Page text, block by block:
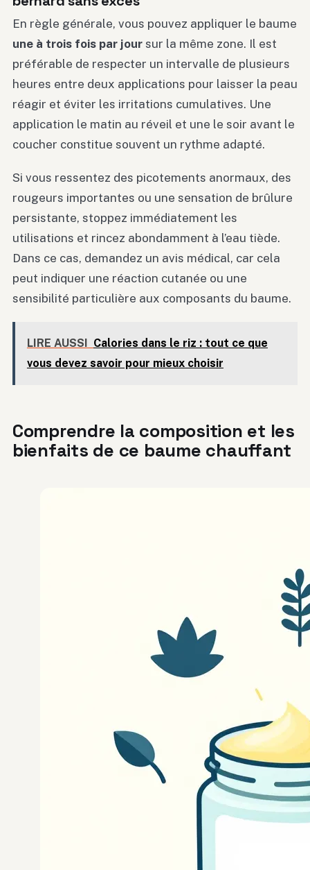
En règle générale, vous pouvez appliquer le baume
une à trois fois par jour sur la même zone. Il est
préférable de respecter un intervalle de plusieurs
heures entre deux applications pour laisser la peau
réagir et éviter les irritations cumulatives. Une
application le matin au réveil et une le soir avant le
coucher constitue souvent un rythme adapté.
Si vous ressentez des picotements anormaux, des
rougeurs importantes ou une sensation de brûlure
persistante, stoppez immédiatement les
utilisations et rincez abondamment à l’eau tiède.
Dans ce cas, demandez un avis médical, car cela
peut indiquer une réaction cutanée ou une
sensibilité particulière aux composants du baume.
LIRE AUSSI
Calories dans le riz : tout ce que
vous devez savoir pour mieux choisir
Comprendre la composition et les
bienfaits de ce baume chauffant